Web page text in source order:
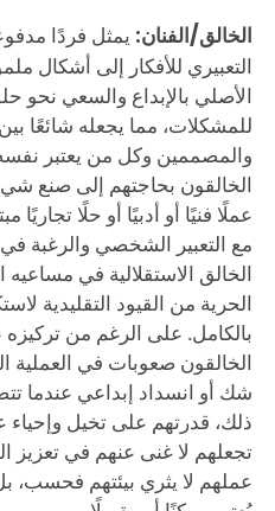
الخالق/الفنان: يمثل فردًا
التعبيري للأفكار إلى أشكال
الأصلي بالإبداع والسعي نحو
للمشكلات، مما يجعله شائعًا بين
والمصممين وكل من يعتبر نفسه
الخالقون بحاجتهم إلى صنع
عملًا فنيًا أو أدبيًا أو حلًا
مع التعبير الشخصي والرغبة
الخالق الاستقلالية في مساعيه
الحرية من القيود التقليدية
بالكامل. على الرغم من تركيزه
الخالقون صعوبات في العملية
شك أو انسداد إبداعي عندما
ذلك، قدرتهم على تخيل
تجعلهم لا غنى عنهم في تعزيز
عملهم لا يثري بيئتهم فحسب،